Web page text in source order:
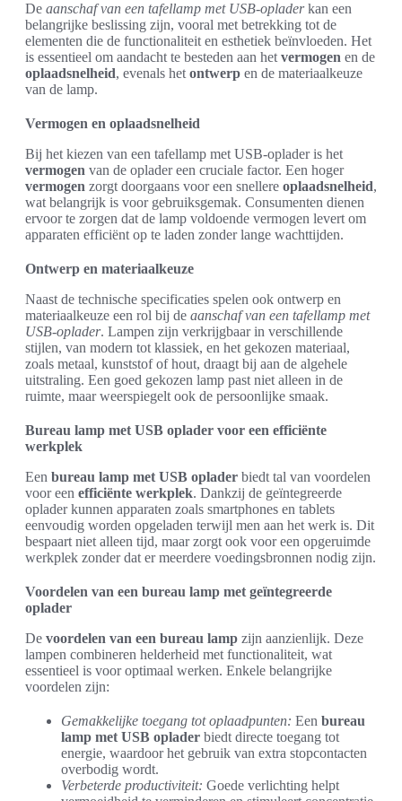
De aanschaf van een tafellamp met USB-opladerkan een
belangrijke beslissing zijn, vooral met betrekking tot de
elementen die de functionaliteit en esthetiek beïnvloeden. Het
is essentieel om aandacht te besteden aan het vermogen en de
oplaadsnelheid, evenals het ontwerp en de materiaalkeuze
van de lamp.
Vermogen en oplaadsnelheid
Bij het kiezen van een tafellamp met USB-oplader is het
vermogen van de oplader een cruciale factor. Een hoger
vermogen zorgt doorgaans voor een snellere oplaadsnelheid,
wat belangrijk is voor gebruiksgemak. Consumenten dienen
ervoor te zorgen dat de lamp voldoende vermogen levert om
apparaten efficiënt op te laden zonder lange wachttijden.
Ontwerp en materiaalkeuze
Naast de technische specificaties spelen ook ontwerp en
materiaalkeuze een rol bij de aanschaf van een tafellamp met
USB-oplader. Lampen zijn verkrijgbaar in verschillende
stijlen, van modern tot klassiek, en het gekozen materiaal,
zoals metaal, kunststof of hout, draagt bij aan de algehele
uitstraling. Een goed gekozen lamp past niet alleen in de
ruimte, maar weerspiegelt ook de persoonlijke smaak.
Bureau lamp met USB oplader voor een efficiënte
werkplek
Een bureau lamp met USB oplader biedt tal van voordelen
voor een efficiënte werkplek. Dankzij de geïntegreerde
oplader kunnen apparaten zoals smartphones en tablets
eenvoudig worden opgeladen terwijl men aan het werk is. Dit
bespaart niet alleen tijd, maar zorgt ook voor een opgeruimde
werkplek zonder dat er meerdere voedingsbronnen nodig zijn.
Voordelen van een bureau lamp met geïntegreerde
oplader
De voordelen van een bureau lamp zijn aanzienlijk. Deze
lampen combineren helderheid met functionaliteit, wat
essentieel is voor optimaal werken. Enkele belangrijke
voordelen zijn:
Gemakkelijke toegang tot oplaadpunten: Een bureau
lamp met USB oplader biedt directe toegang tot
energie, waardoor het gebruik van extra stopcontacten
overbodig wordt.
Verbeterde productiviteit: Goede verlichting helpt